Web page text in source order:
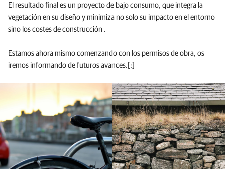
El resultado final es un proyecto de bajo consumo, que integra la
vegetación en su diseño y minimiza no solo su impacto en el entorno
sino los costes de construcción .
Estamos ahora mismo comenzando con los permisos de obra, os
iremos informando de futuros avances.[:]
a
la
entrada